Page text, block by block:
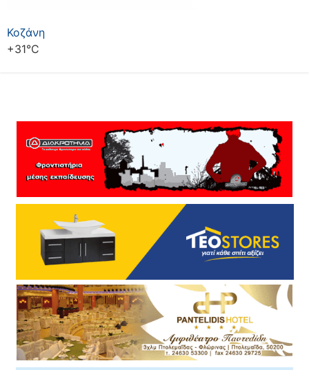
Κοζάνη
+31°C